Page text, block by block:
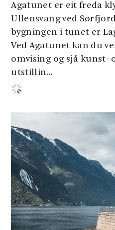
Agatunet er eit freda
Ullensvang ved
bygningen i tunet er
Ved Agatunet kan du
omvising og sjå kunst-
utstillin...